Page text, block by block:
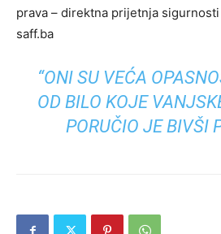
prava – direktna prijetnja
saff.ba
“ONI SU VEĆA
OD BILO KOJE
PORUČIO JE BIVŠI